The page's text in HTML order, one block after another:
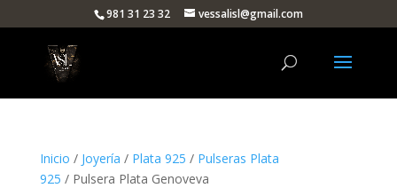
981 31 23 32 vessalisl@gmail.com
Inicio / Joyería / Plata 925 / Pulseras Plata
925 / Pulsera Plata Genoveva